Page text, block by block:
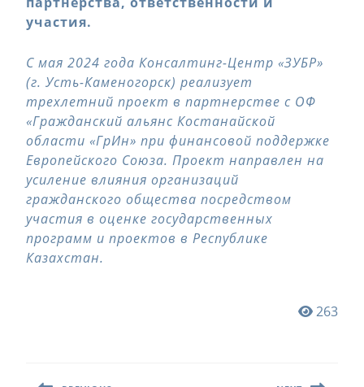
участия.
С мая 2024 года Консалтинг-Центр «ЗУБР»
(г. Усть-Каменогорск) реализует
трехлетний проект в партнерстве с ОФ
«Гражданский альянс Костанайской
области «ГрИн» при финансовой поддержке
Европейского Союза. Проект направлен на
усиление влияния организаций
гражданского общества посредством
участия в оценке государственных
программ и проектов в Республике
Казахстан.
263